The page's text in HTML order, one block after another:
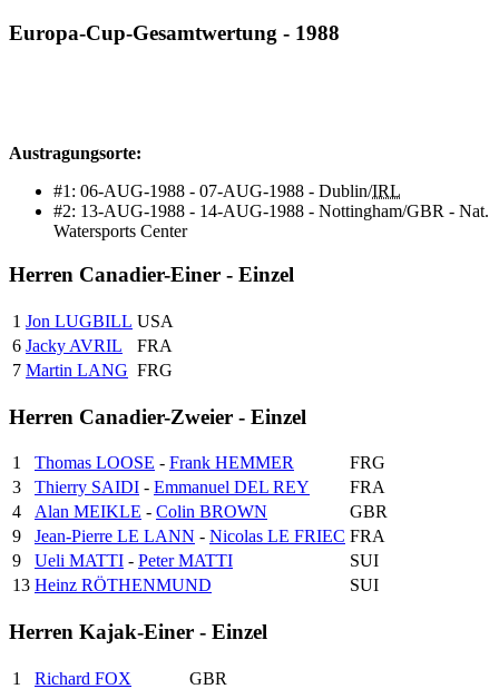
Europa-Cup-Gesamtwertung - 1988
Austragungsorte:
#1: 06-AUG-1988 - 07-AUG-1988 - Dublin/IRL
#2: 13-AUG-1988 - 14-AUG-1988 - Nottingham/GBR - Nat.
Watersports Center
Herren Canadier-Einer - Einzel
1 Jon LUGBILL USA
6 Jacky AVRIL
FRA
7 Martin LANG FRG
Herren Canadier-Zweier - Einzel
1 Thomas LOOSE - Frank HEMMER
FRG
3
Thierry SAIDI - Emmanuel DEL REY
FRA
4
Alan MEIKLE - Colin BROWN
GBR
9
Jean-Pierre LE LANN - Nicolas LE FRIEC FRA
9
Ueli MATTI - Peter MATTI
SUI
13 Heinz RÖTHENMUND SUI
Herren Kajak-Einer - Einzel
1 Richard FOX
GBR